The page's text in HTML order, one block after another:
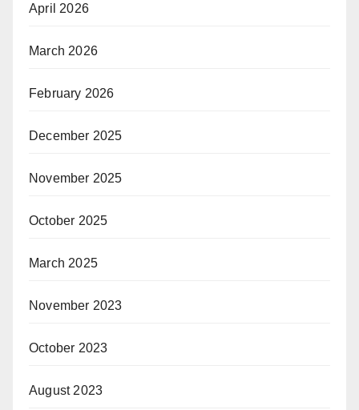
April 2026
March 2026
February 2026
December 2025
November 2025
October 2025
March 2025
November 2023
October 2023
August 2023